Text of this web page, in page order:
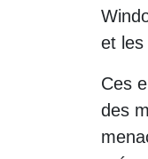
et les
Ces
des